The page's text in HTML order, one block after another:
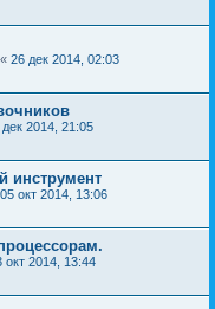
« 26 дек 2014, 02:03
дек 2014, 21:05
инструмент
05 окт 2014, 13:06
окт 2014, 13:44